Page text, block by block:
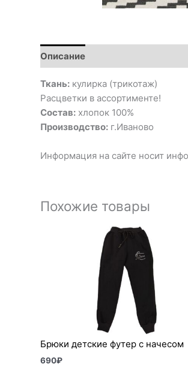
Описание
Ткань: кулирка (трикотаж)
Расцветки в ассортименте!
Состав: хлопок 100%
Производство: г.Иваново
Информация на сайте носит
Похожие товары
Брюки детские футер с начесом
690₽